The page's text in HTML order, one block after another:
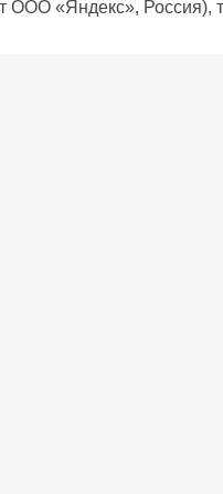
ООО «Яндекс», Россия),